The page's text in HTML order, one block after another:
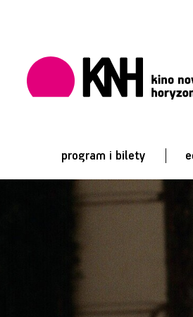
program i bilety